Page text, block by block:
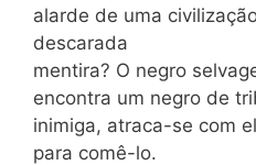
alarde de uma
descarada
mentira? O negro
encontra um negro de
inimiga, atraca-se com
para comê-lo.